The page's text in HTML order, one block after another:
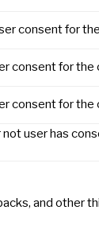
consent for
consent for
consent for
user has
and other